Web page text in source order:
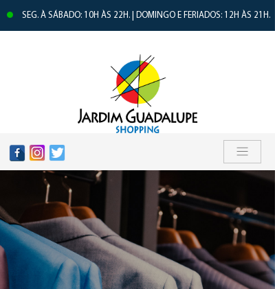
SEG. À SÁBADO: 10H ÀS 22H. | DOMINGO E FERIADOS: 12H ÀS 21H.